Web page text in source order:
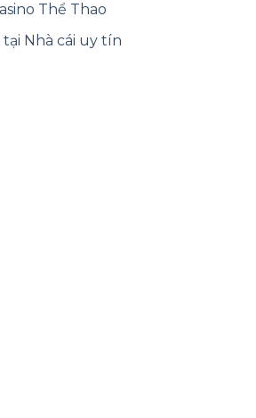
Thể Thao
Nhà cái uy tín